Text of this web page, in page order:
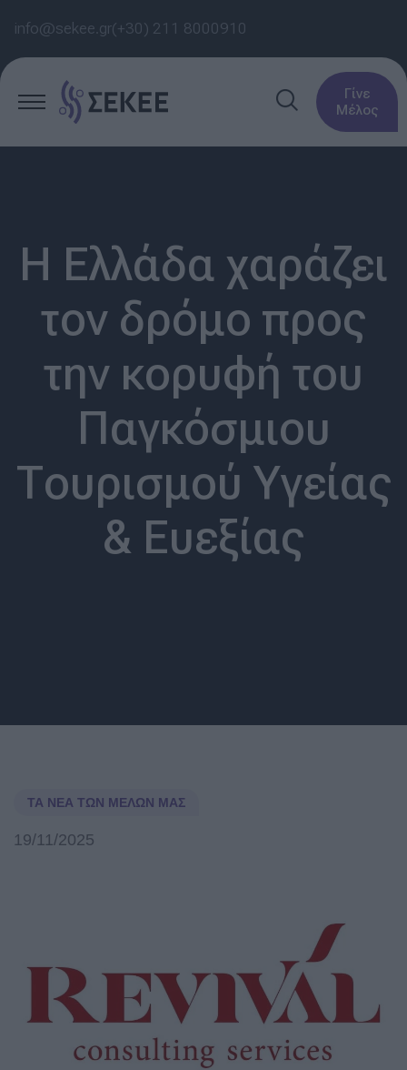
info@sekee.gr(+30) 211 8000910
Γίνε
Μέλος
Η Ελλάδα χαράζει
τον δρόμο προς
την κορυφή του
Παγκόσμιου
Τουρισμού Υγείας
& Ευεξίας
ΤΑ ΝΈΑ ΤΩΝ ΜΕΛΏΝ ΜΑΣ
19/11/2025